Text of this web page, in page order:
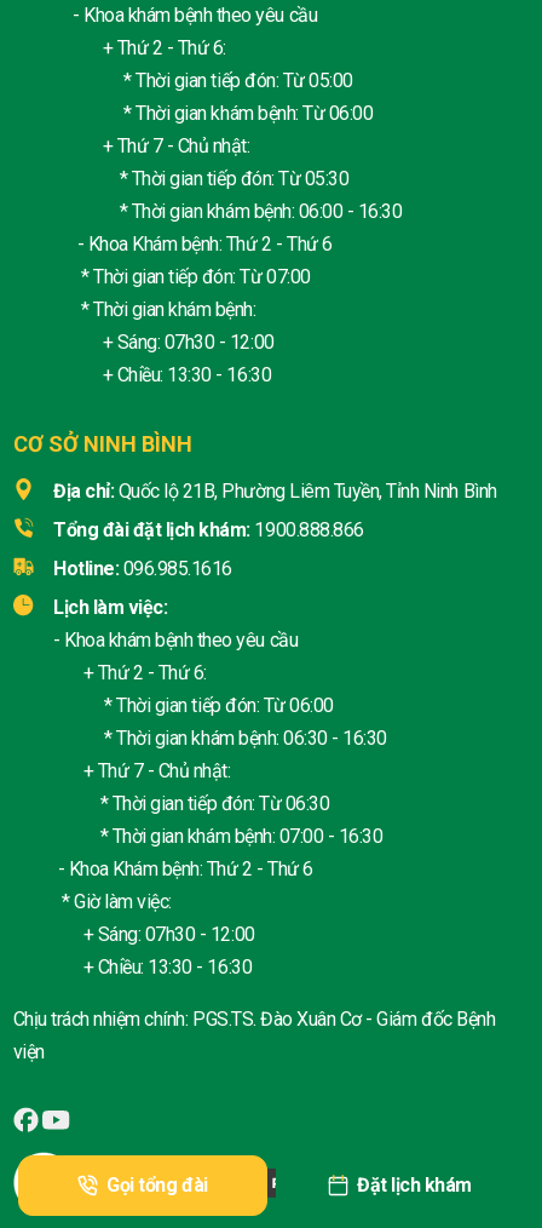
Gọi tổng đài Đặt lịch khám
- Khoa khám bệnh theo yêu cầu
+ Thứ 2 - Thứ 6:
* Thời gian tiếp đón: Từ 05:00
* Thời gian khám bệnh: Từ 06:00
+ Thứ 7 - Chủ nhật:
* Thời gian tiếp đón: Từ 05:30
* Thời gian khám bệnh: 06:00 - 16:30
- Khoa Khám bệnh: Thứ 2 - Thứ 6
* Thời gian tiếp đón: Từ 07:00
* Thời gian khám bệnh:
+ Sáng: 07h30 - 12:00
+ Chiều: 13:30 - 16:30
CƠ SỞ NINH BÌNH
Địa chỉ: Quốc lộ 21B, Phường Liêm Tuyền, Tỉnh Ninh Bình
Tổng đài đặt lịch khám: 1900.888.866
Hotline: 096.985.1616
Lịch làm việc:
- Khoa khám bệnh theo yêu cầu
+ Thứ 2 - Thứ 6:
* Thời gian tiếp đón: Từ 06:00
* Thời gian khám bệnh: 06:30 - 16:30
+ Thứ 7 - Chủ nhật:
* Thời gian tiếp đón: Từ 06:30
* Thời gian khám bệnh: 07:00 - 16:30
- Khoa Khám bệnh: Thứ 2 - Thứ 6
* Giờ làm việc:
+ Sáng: 07h30 - 12:00
+ Chiều: 13:30 - 16:30
Chịu trách nhiệm chính: PGS.TS. Đào Xuân Cơ - Giám đốc Bệnh
viện